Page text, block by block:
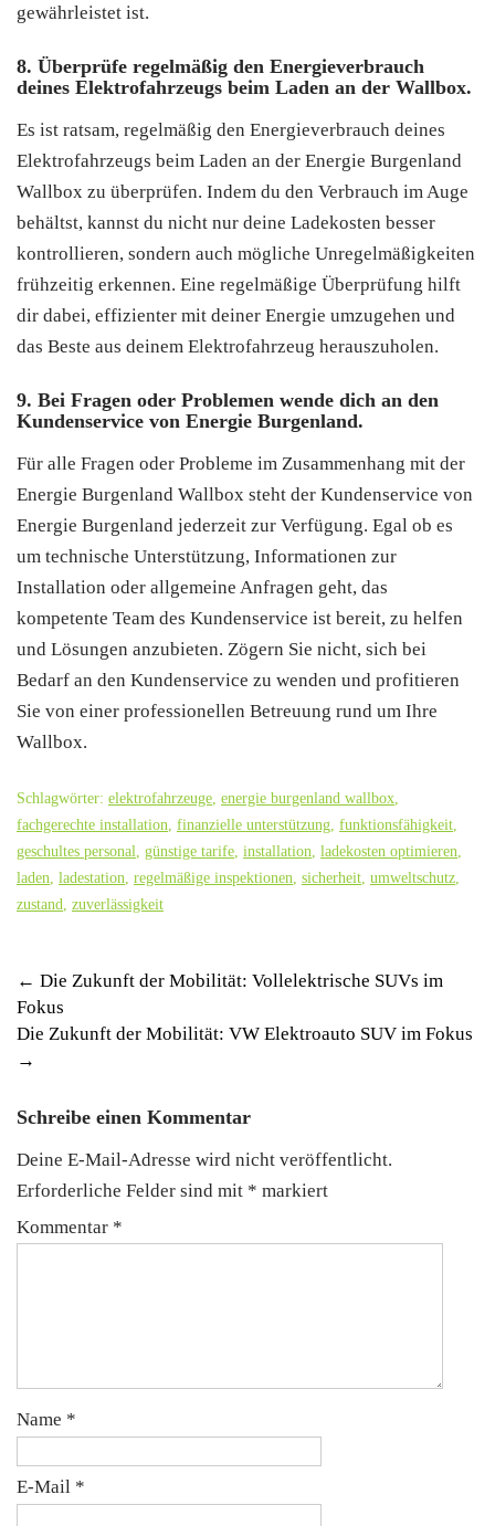
gewährleistet ist.
8. Überprüfe regelmäßig den Energieverbrauch
deines Elektrofahrzeugs beim Laden an der Wallbox.
Es ist ratsam, regelmäßig den Energieverbrauch deines
Elektrofahrzeugs beim Laden an der Energie Burgenland
Wallbox zu überprüfen. Indem du den Verbrauch im Auge
behältst, kannst du nicht nur deine Ladekosten besser
kontrollieren, sondern auch mögliche Unregelmäßigkeiten
frühzeitig erkennen. Eine regelmäßige Überprüfung hilft
dir dabei, effizienter mit deiner Energie umzugehen und
das Beste aus deinem Elektrofahrzeug herauszuholen.
9. Bei Fragen oder Problemen wende dich an den
Kundenservice von Energie Burgenland.
Für alle Fragen oder Probleme im Zusammenhang mit der
Energie Burgenland Wallbox steht der Kundenservice von
Energie Burgenland jederzeit zur Verfügung. Egal ob es
um technische Unterstützung, Informationen zur
Installation oder allgemeine Anfragen geht, das
kompetente Team des Kundenservice ist bereit, zu helfen
und Lösungen anzubieten. Zögern Sie nicht, sich bei
Bedarf an den Kundenservice zu wenden und profitieren
Sie von einer professionellen Betreuung rund um Ihre
Wallbox.
Schlagwörter: elektrofahrzeuge energie burgenland wallbox
fachgerechte installation finanzielle unterstützung funktionsfähigkeit
geschultes personal
günstige tarife installation ladekosten optimieren
laden ladestation regelmäßige inspektionen sicherheit umweltschutz
zustand
zuverlässigkeit
Post
navigation
← Die Zukunft der Mobilität: Vollelektrische SUVs im
Fokus
Die Zukunft der Mobilität: VW Elektroauto SUV im Fokus
→
Schreibe einen Kommentar
Deine E-Mail-Adresse wird nicht veröffentlicht.
Erforderliche Felder sind mit * markiert
Kommentar *
Name *
E-Mail *